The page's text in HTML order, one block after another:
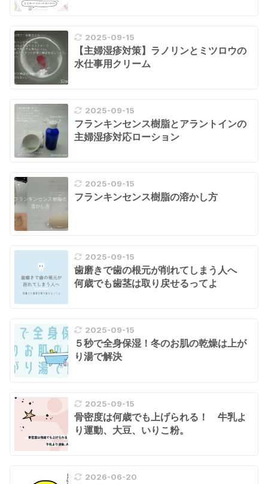
2025-09-15
【主婦湿疹対策】ラノリンとミツロウの
水仕事用クリーム
2025-09-15
フランキンセンス樹脂とアラントインの
主婦湿疹対応ローション
2025-09-15
フランキンセンス樹脂の溶かし方
2025-09-15
歯磨きで歯の根元が削れてしまう人へ
何歳でも歯茎は取り戻せるってよ
2025-09-15
５秒で全身保湿！冬のお肌の乾燥は上が
り湯で解決
2025-09-15
骨密度は何歳でも上げられる！ 牛乳よ
り運動、大豆、いりこ粉。
2026-06-20